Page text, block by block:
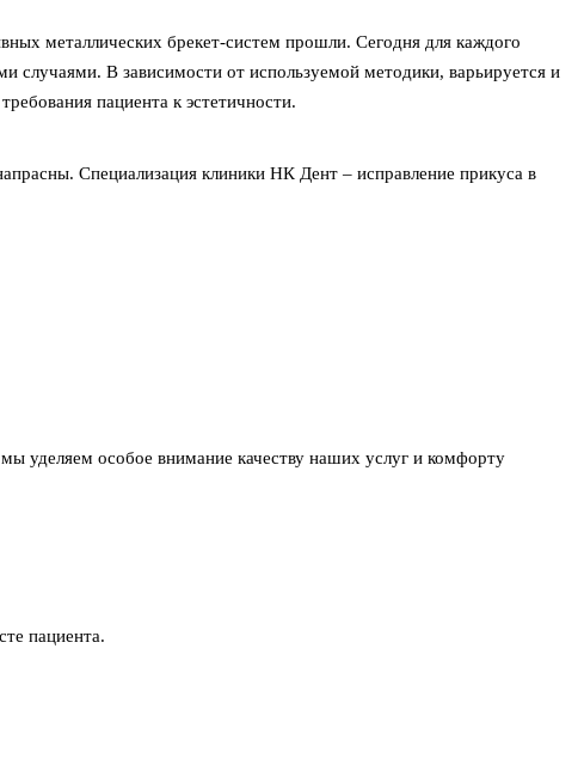
металлических брекет-систем прошли. Сегодня для каждого
случаями. В зависимости от используемой методики, варьируется и
пациента к эстетичности.
Специализация клиники НК Дент – исправление прикуса в
уделяем особое внимание качеству наших услуг и комфорту
пациента.